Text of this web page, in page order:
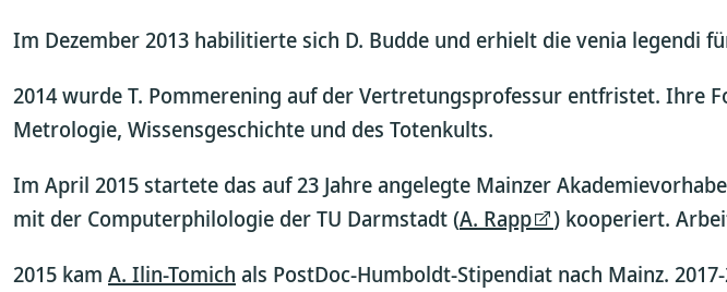
Im Dezember 2013 habilitierte sich D. Budde und erhielt die venia legendi
2014 wurde T. Pommerening auf der Vertretungsprofessur entfristet. Ihre
Metrologie, Wissensgeschichte und des Totenkults.
Im April 2015 startete das auf 23 Jahre angelegte Mainzer
mit der Computerphilologie der TU Darmstadt (A. Rapp
) kooperiert.
2015 kam A. Ilin-Tomich als PostDoc-Humboldt-Stipendiat nach Mainz.